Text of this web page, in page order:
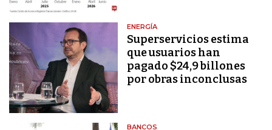
ENERGÍA
Superservicios estima
que usuarios han
pagado $24,9 billones
por obras inconclusas
BANCOS